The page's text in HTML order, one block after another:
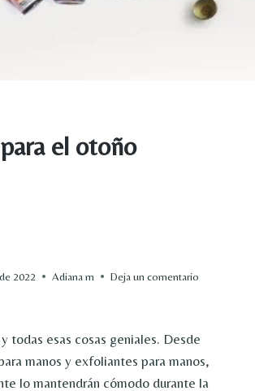
el otoño
2022 Adiana m
Deja un comentario
todas esas cosas geniales. Desde
manos y exfoliantes para manos,
lo mantendrán cómodo durante la